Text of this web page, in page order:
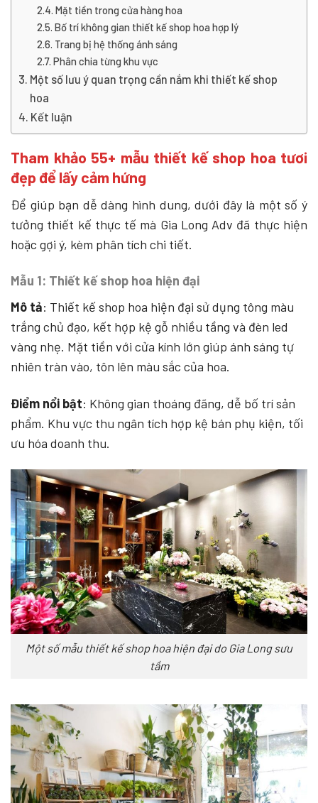
Mặt tiền trong cửa hàng hoa
Bố trí không gian thiết kế shop hoa hợp lý
Trang bị hệ thống ánh sáng
Phân chia từng khu vực
Một số lưu ý quan trọng cần nắm khi thiết kế shop
hoa
Kết luận
Tham khảo 55+ mẫu thiết kế shop hoa tươi
đẹp để lấy cảm hứng
Để giúp bạn dễ dàng hình dung, dưới đây là một số ý
tưởng thiết kế thực tế mà Gia Long Adv đã thực hiện
hoặc gợi ý, kèm phân tích chi tiết.
Mẫu 1: Thiết kế shop hoa hiện đại
Mô tả: Thiết kế shop hoa hiện đại sử dụng tông màu
trắng chủ đạo, kết hợp kệ gỗ nhiều tầng và đèn led
vàng nhẹ. Mặt tiền với cửa kính lớn giúp ánh sáng tự
nhiên tràn vào, tôn lên màu sắc của hoa.
Điểm nổi bật: Không gian thoáng đãng, dễ bố trí sản
phẩm. Khu vực thu ngân tích hợp kệ bán phụ kiện, tối
ưu hóa doanh thu.
Một số mẫu thiết kế shop hoa hiện đại do Gia Long sưu
tầm